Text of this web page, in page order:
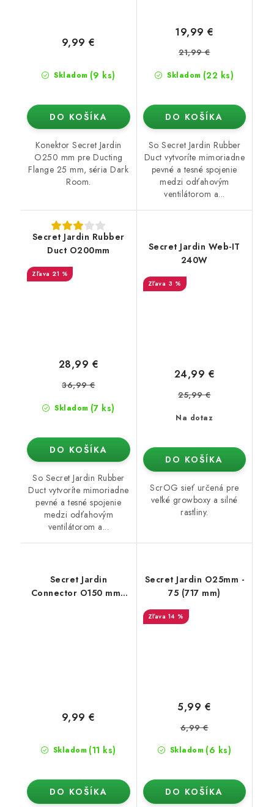
Skladom (9 ks)
9,99 €
DO KOŠÍKA
Konektor Secret Jardin
O250 mm pre Ducting
Flange 25 mm, séria Dark
Room.
Skladom (22 ks)
19,99 €
21,99 €
DO KOŠÍKA
So Secret Jardin Rubber
Duct vytvoríte mimoriadne
pevné a tesné spojenie
medzi odťahovým
ventilátorom a...
Secret Jardin Rubber
Duct O200mm
21 %
Skladom (7 ks)
28,99 €
36,99 €
DO KOŠÍKA
So Secret Jardin Rubber
Duct vytvoríte mimoriadne
pevné a tesné spojenie
medzi odťahovým
ventilátorom a...
Secret Jardin Web-IT
240W
3 %
Na dotaz
24,99 €
25,99 €
DO KOŠÍKA
ScrOG sieť určená pre
veľké growboxy a silné
rastliny.
Secret Jardin
Connector O150 mm -
Skladom (11 ks)
9,99 €
DO KOŠÍKA
Secret Jardin O25mm -
75 (717 mm)
14 %
Skladom (6 ks)
5,99 €
6,99 €
DO KOŠÍKA